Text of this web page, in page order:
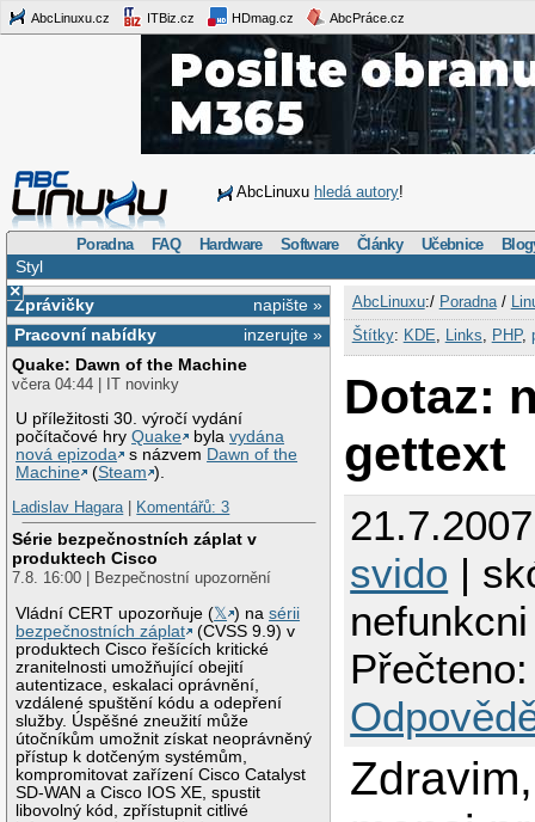
AbcLinuxu.cz ITBiz.cz HDmag.cz AbcPráce.cz
AbcLinuxu hledá autory!
Poradna FAQ Hardware Software Články Učebnice
Styl
×
napište »
Zprávičky
inzerujte »
Pracovní nabídky
Quake: Dawn of the Machine
včera 04:44 | IT novinky
U příležitosti 30. výročí vydání
počítačové hryQuake bylavydána
nová epizoda
s názvem Dawn of the
Machine
(Steam ).
Ladislav Hagara| Komentářů: 3
Série bezpečnostních záplat v
produktech Cisco
7.8. 16:00 | Bezpečnostní upozornění
Vládní CERT upozorňuje (𝕏 ) nasérii
bezpečnostních záplat
(CVSS 9.9) v
produktech Cisco řešících kritické
zranitelnosti umožňující obejití
autentizace, eskalaci oprávnění,
vzdálené spuštění kódu a odepření
služby. Úspěšné zneužití může
útočníkům umožnit získat neoprávněný
přístup k dotčeným systémům,
kompromitovat zařízení Cisco Catalyst
SD-WAN a Cisco IOS XE, spustit
libovolný kód, zpřístupnit citlivé
AbcLinuxu:/ Poradna/
Štítky: KDE Links PHP,
Dotaz:
gettext
svido |